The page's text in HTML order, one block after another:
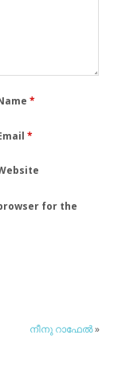
*
*
for the
നീനു റാഫേല്‍»